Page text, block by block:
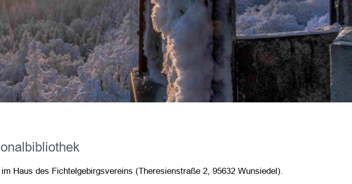
Haus des Fichtelgebirgsvereins (Theresienstraße 2, 95632 Wunsiedel).